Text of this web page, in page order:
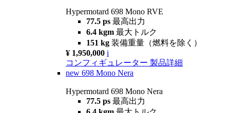
Hypermotard 698 Mono RVE
77.5 ps 最高出力
6.4 kgm 最大トルク
151 kg 装備重量（燃料を除く）
¥ 1,950,000 i
コンフィギュレーター 製品詳細
new 698 Mono Nera
Hypermotard 698 Mono Nera
77.5 ps 最高出力